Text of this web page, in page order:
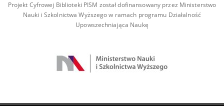
Projekt Cyfrowej Biblioteki PISM został dofinansowany przez Ministerstwo
Nauki i Szkolnictwa Wyższego w ramach programu Działalność
Upowszechniająca Naukę